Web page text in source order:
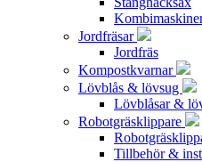
Jordfräsar
Jordfräs
Kompostkvarnar
Lövblås & lövsug
Lövblåsar &
Robotgräsklippare
Tillbehör &